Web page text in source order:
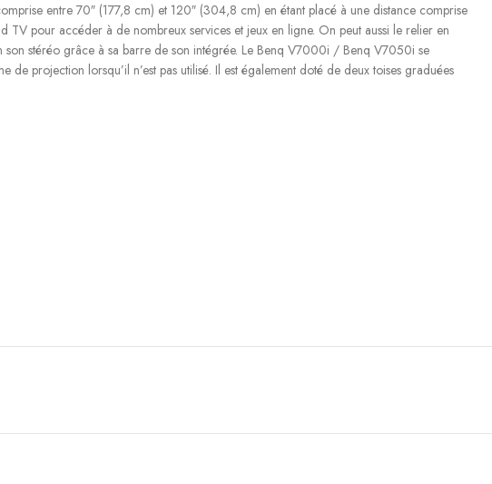
entre 70″ (177,8 cm) et 120″ (304,8 cm) en étant placé à une distance comprise
pour accéder à de nombreux services et jeux en ligne. On peut aussi le relier en
stéréo grâce à sa barre de son intégrée. Le Benq V7000i / Benq V7050i se
projection lorsqu’il n’est pas utilisé. Il est également doté de deux toises graduées
ou de l’écran de projection.